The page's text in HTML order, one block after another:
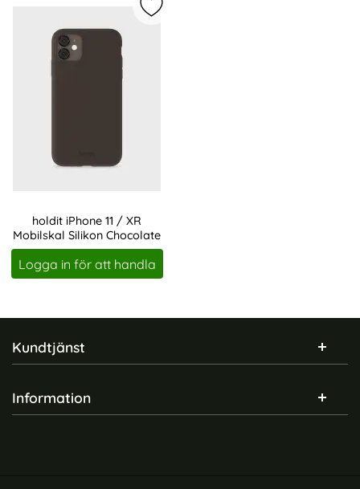
holdit iPhone 11 / XR
Mobilskal Silikon Chocolate
Art. nr 234384
Logga in för att handla
Markera holdit iPhone 11 / XR
Sidfot Blandad info och länkar
Kundtjänst
Information